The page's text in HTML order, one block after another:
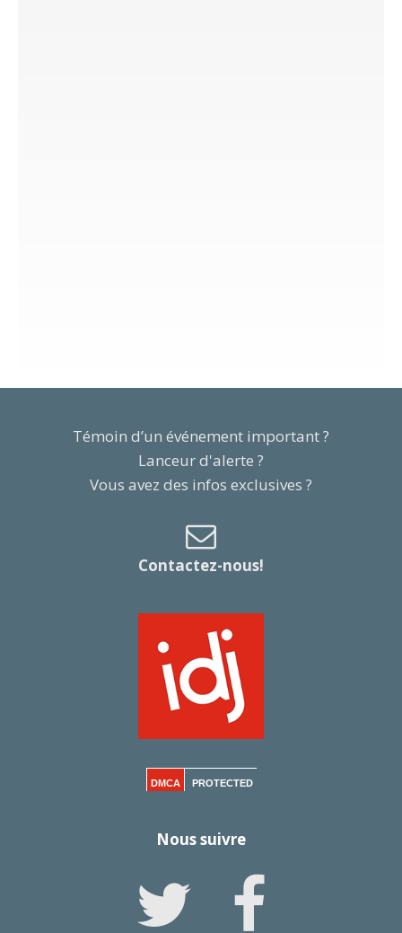
Témoin d’un événement important ?
Lanceur d'alerte ?
Vous avez des infos exclusives ?
Contactez-nous!
DMCA PROTECTED
Nous suivre